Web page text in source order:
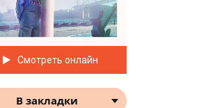
Смотреть онлайн
В закладки